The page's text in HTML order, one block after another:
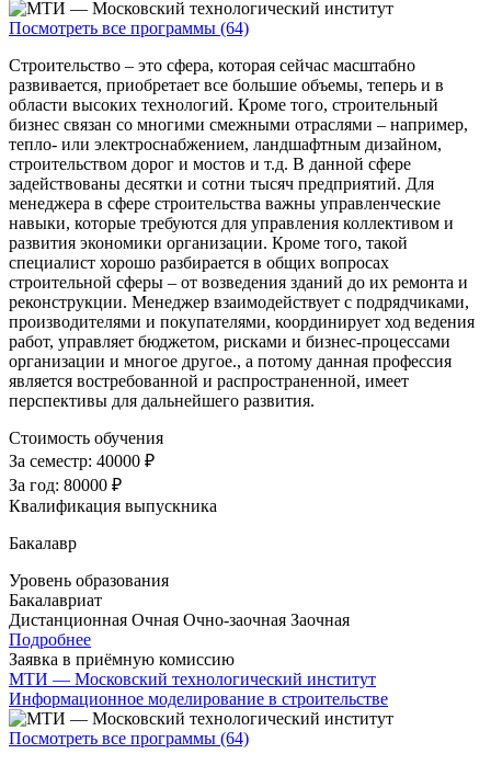
Посмотреть все программы (64)
Строительство – это сфера, которая сейчас масштабно
развивается, приобретает все большие объемы, теперь и в
области высоких технологий. Кроме того, строительный
бизнес связан со многими смежными отраслями – например,
тепло- или электроснабжением, ландшафтным дизайном,
строительством дорог и мостов и т.д. В данной сфере
задействованы десятки и сотни тысяч предприятий. Для
менеджера в сфере строительства важны управленческие
навыки, которые требуются для управления коллективом и
развития экономики организации. Кроме того, такой
специалист хорошо разбирается в общих вопросах
строительной сферы – от возведения зданий до их ремонта и
реконструкции. Менеджер взаимодействует с подрядчиками,
производителями и покупателями, координирует ход ведения
работ, управляет бюджетом, рисками и бизнес-процессами
организации и многое другое., а потому данная профессия
является востребованной и распространенной, имеет
перспективы для дальнейшего развития.
Стоимость обучения
За семестр: 40000 ₽
За год: 80000 ₽
Квалификация выпускника
Бакалавр
Уровень образования
Бакалавриат
Дистанционная Очная Очно-заочная Заочная
Подробнее
Заявка в приёмную комиссию
МТИ — Московский технологический институт
Информационное моделирование в строительстве
Посмотреть все программы (64)